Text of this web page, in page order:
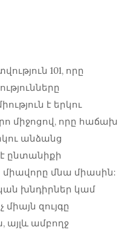
է երկու
միջոցով, որը հաճախ
անձանց
է ընտանիքի
միավորը մնա միասին:
խնդիրներ կամ
զույգը
այլև ամբողջ